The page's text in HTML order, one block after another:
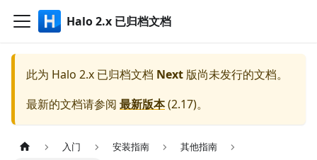
Halo 2.x 已归档文档
此为 Halo 2.x 已归档文档 Next 版尚未发行的文档。
最新的文档请参阅 最新版本(2.17)。
入门 安装指南
其他指南